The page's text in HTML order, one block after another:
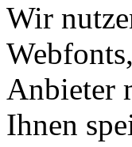
Wir
Anbieter
Ihnen